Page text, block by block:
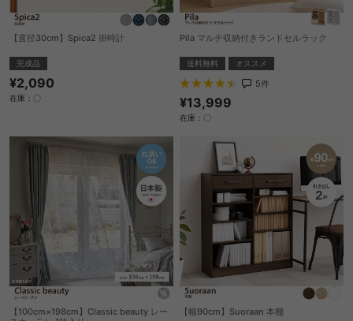
【直径30cm】Spica2 掛時計
完成品
¥2,090
在庫：〇
Pila マルチ収納付きランドセルラック
送料無料 オススメ
5件
¥13,999
在庫：〇
【100cm×198cm】Classic beauty レー
【幅90cm】Suoraan 本棚